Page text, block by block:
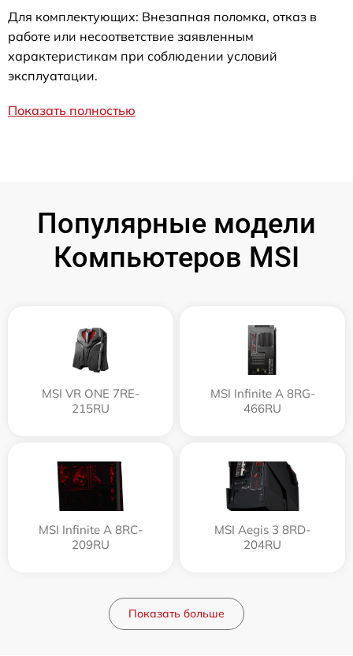
Для комплектующих: Внезапная поломка, отказ в
работе или несоответствие заявленным
характеристикам при соблюдении условий
эксплуатации.
Показать полностью
Популярные модели
Компьютеров MSI
MSI VR ONE 7RE-
215RU
MSI Infinite A 8RG-
466RU
MSI Infinite A 8RC-
209RU
MSI Aegis 3 8RD-
204RU
Показать больше